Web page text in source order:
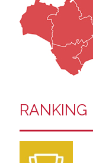
RANKING